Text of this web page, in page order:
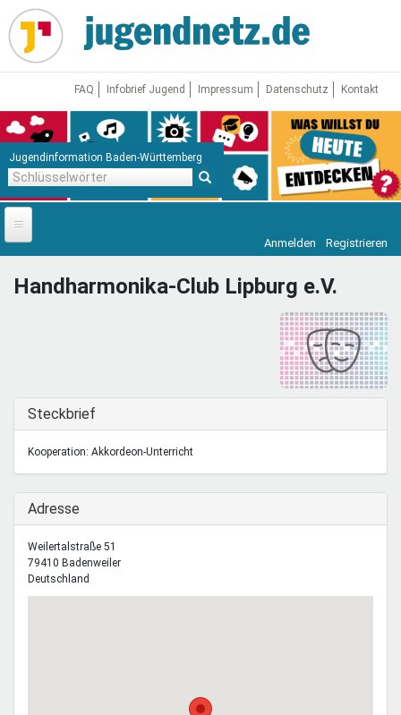
Direkt
zum
Inhalt
FAQ Infobrief Jugend Impressum Datenschutz Kontakt
Jugendinformation Baden-Württemberg
Startseite
News
Mentoren & Projekte
Schule & Beruf
Anmelden Registrieren
Handharmonika-Club Lipburg e.V.
Ausblenden
Steckbrief
Kooperation: Akkordeon-Unterricht
Ausblenden
Adresse
Weilertalstraße 51
79410 Badenweiler
Deutschland